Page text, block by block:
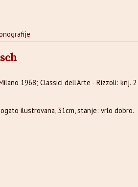
1968; Classici dell'Arte - Rizzoli: knj. 2
ilustrovana, 31cm, stanje: vrlo dobro.